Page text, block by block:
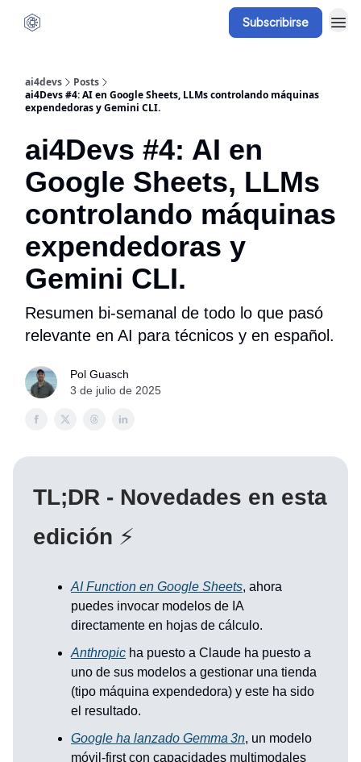
Subscribirse
ai4devs
Posts
ai4Devs #4: AI en Google Sheets, LLMs controlando máquinas
expendedoras y Gemini CLI.
ai4Devs #4: AI en
Google Sheets, LLMs
controlando máquinas
expendedoras y
Gemini CLI.
Resumen bi-semanal de todo lo que pasó
relevante en AI para técnicos y en español.
Pol Guasch
3 de julio de 2025
TL;DR - Novedades en esta
edición ⚡
AI Function en Google Sheets, ahora
puedes invocar modelos de IA
directamente en hojas de cálculo.
Anthropic ha puesto a Claude ha puesto a
uno de sus modelos a gestionar una tienda
(tipo máquina expendedora) y este ha sido
el resultado.
Google ha lanzado Gemma 3n, un modelo
móvil‑first con capacidades multimodales